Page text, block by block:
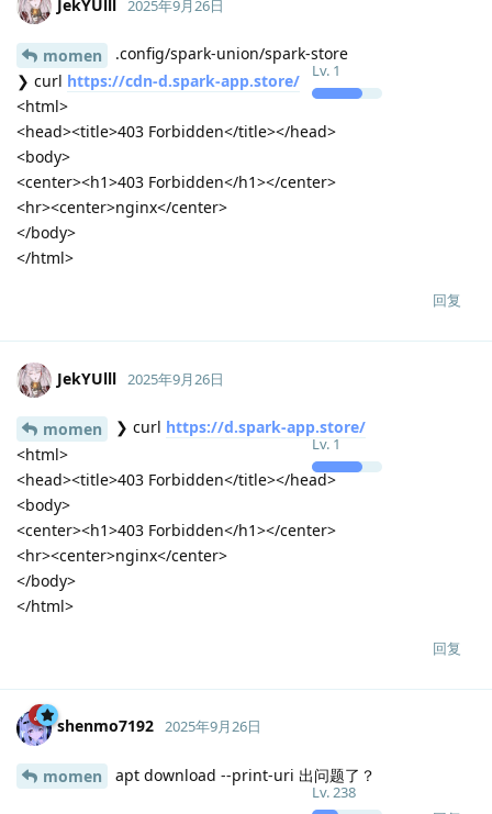
设置到模型的包名: "dbeaver-ce"
设置到模型的下载 URL: ""
设置到模型的包名: "qqmusic"
设置到模型的下载 URL: ""
设置到模型的包名: "bytedance-feishu-stable"
设置到模型的下载 URL: ""
设置到模型的包名: "discord"
设置到模型的下载 URL: ""
设置到模型的包名: "code"
设置到模型的下载 URL: ""
设置到模型的包名: "io.github.msojocs.wechat-devtools-linux"
设置到模型的下载 URL: ""
设置到模型的包名: "wps-office"
设置到模型的下载 URL: ""
更新全部按钮被点击
Download failed for "bytedance-feishu-stable" exit code: 1
下载失败: "koodo-reader"
下载失败: "dbeaver-ce"
Download failed for "discord" exit code: 1
Download failed for "io.github.msojocs.wechat-devtools-linux"
下载失败: "io.github.msojocs.wechat-devtools-linux"
Download failed for "qqmusic" exit code: 1
下载失败: "qqmusic"
Download failed for "wps-office" exit code: 1